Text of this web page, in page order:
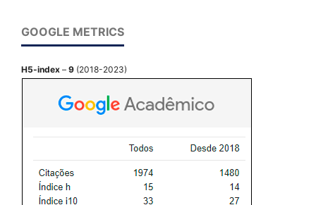
GOOGLE METRICS
H5-index – 9 (2018-2023)